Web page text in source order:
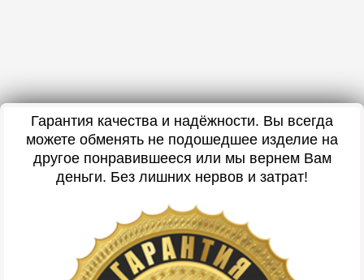
Гарантия качества и надёжности. Вы всегда
можете обменять не подошедшее изделие на
другое понравившееся или мы вернем Вам
деньги. Без лишних нервов и затрат!